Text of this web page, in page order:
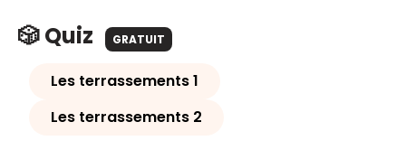
🎲 Quiz GRATUIT
Les terrassements 1
Les terrassements 2